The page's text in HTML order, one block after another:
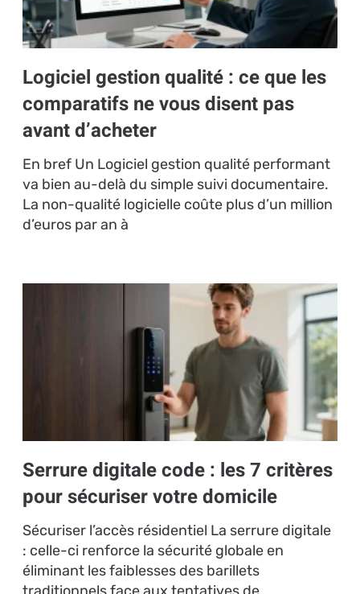
Logiciel gestion qualité : ce que les
comparatifs ne vous disent pas
avant d’acheter
En bref Un Logiciel gestion qualité performant
va bien au-delà du simple suivi documentaire.
La non-qualité logicielle coûte plus d’un million
d’euros par an à
Serrure digitale code : les 7 critères
pour sécuriser votre domicile
Sécuriser l’accès résidentiel La serrure digitale
: celle-ci renforce la sécurité globale en
éliminant les faiblesses des barillets